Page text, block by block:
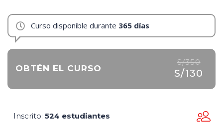
Curso disponible durante 365 días
OBTÉN EL CURSO
S/350
S/130
Inscrito: 524 estudiantes